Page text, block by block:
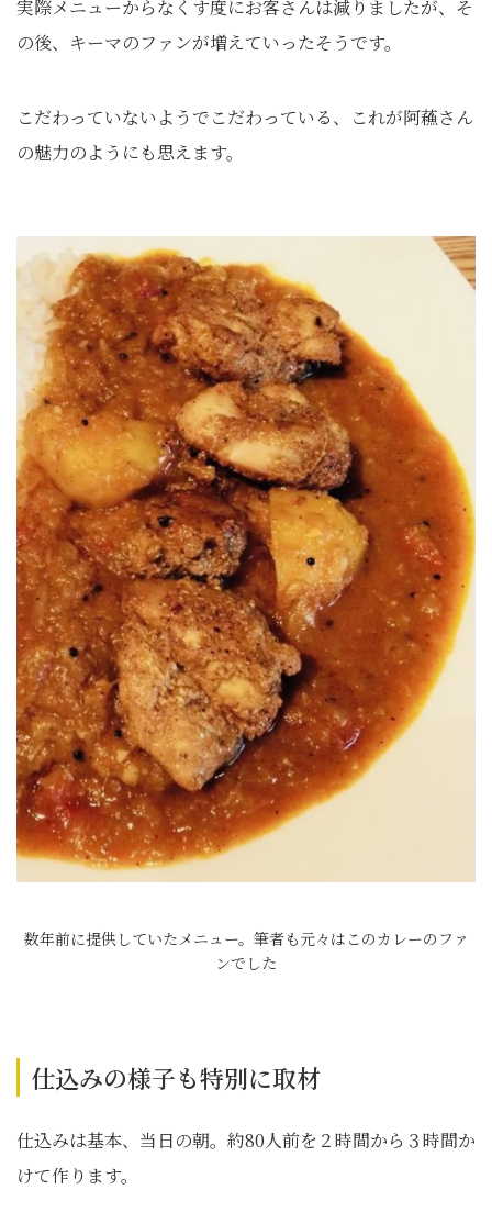
実際メニューからなくす度にお客さんは減りましたが、そ
の後、キーマのファンが増えていったそうです。
こだわっていないようでこだわっている、これが阿蘓さん
の魅力のようにも思えます。
数年前に提供していたメニュー。筆者も元々はこのカレーのファ
ンでした
仕込みの様子も特別に取材
仕込みは基本、当日の朝。約80人前を２時間から３時間か
けて作ります。